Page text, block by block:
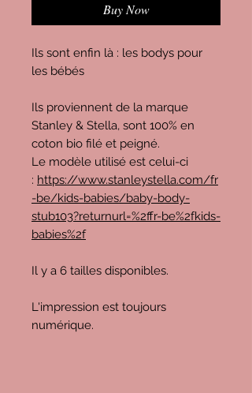
Buy Now
Ils sont enfin là : les bodys pour
les bébés
Ils proviennent de la marque
Stanley & Stella, sont 100% en
coton bio filé et peigné.
Le modèle utilisé est celui-ci
: https://www.stanleystella.com/fr
-be/kids-babies/baby-body-
stub103?returnurl=%2ffr-be%2fkids-
babies%2f
Il y a 6 tailles disponibles.
L'impression est toujours
numérique.